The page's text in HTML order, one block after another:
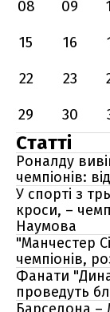
08
09
15
16
22
23
29
30
Статті
Роналду
чемпіонів:
У спорті з
кроси, –
Наумова
"Манчестер
чемпіонів,
Фанати
проведуть